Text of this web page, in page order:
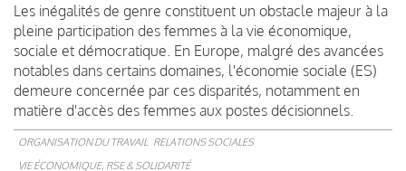
Les inégalités de genre constituent un obstacle majeur à la
pleine participation des femmes à la vie économique,
sociale et démocratique. En Europe, malgré des avancées
notables dans certains domaines, l'économie sociale (ES)
demeure concernée par ces disparités, notamment en
matière d'accès des femmes aux postes décisionnels.
ORGANISATION DU TRAVAIL RELATIONS SOCIALES
VIE ÉCONOMIQUE, RSE & SOLIDARITÉ